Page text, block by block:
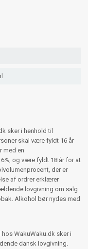
sker i henhold til
skal være fyldt 16 år
med en
og være fyldt 18 år for at
der er
af ordrer erklærer
lovgivning om salg
Alkohol bør nydes med
WakuWaku.dk sker i
dansk lovgivning.